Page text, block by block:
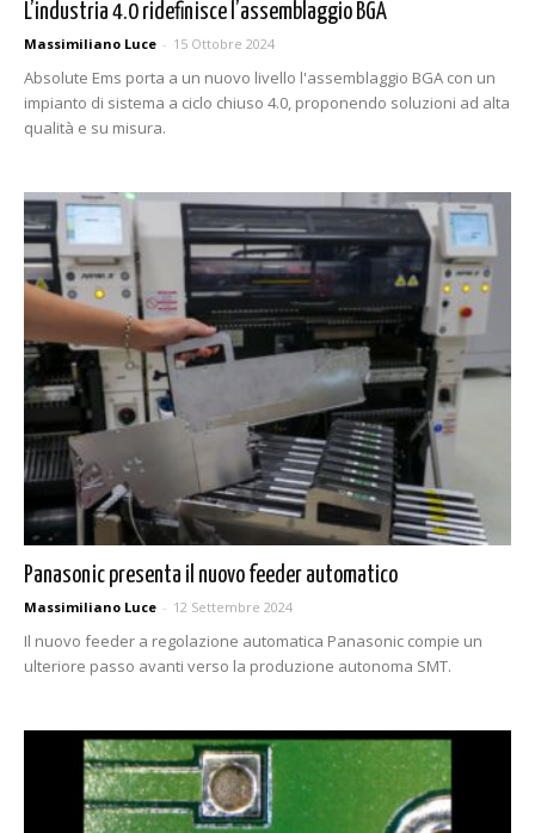
L’industria 4.0 ridefinisce l’assemblaggio BGA
Massimiliano Luce - 15 Ottobre 2024
Absolute Ems porta a un nuovo livello l'assemblaggio BGA con un
impianto di sistema a ciclo chiuso 4.0, proponendo soluzioni ad alta
qualità e su misura.
Panasonic presenta il nuovo feeder automatico
Massimiliano Luce - 12 Settembre 2024
Il nuovo feeder a regolazione automatica Panasonic compie un
ulteriore passo avanti verso la produzione autonoma SMT.